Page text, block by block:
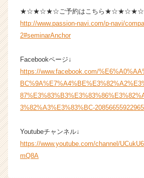
★☆★☆★☆ご予約はこちら★☆★☆★☆
http://www.passion-navi.com/p-navi/
2#seminarAnchor
Facebookページ↓
https://www.facebook.com/
3%82%A3%E3%83%BC-
Youtubeチャンネル↓
https://www.youtube.com/channel/
mQ8A